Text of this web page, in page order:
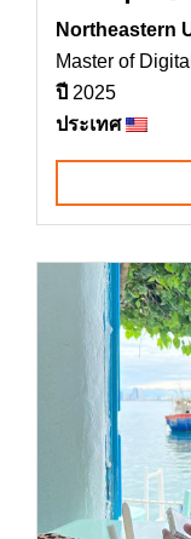
Northeastern
Master of
ปี 2025
ประเทศ